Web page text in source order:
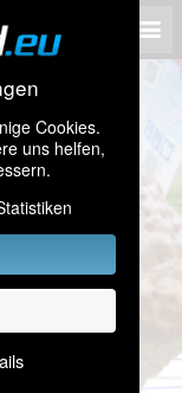
Cookies.
uns helfen,